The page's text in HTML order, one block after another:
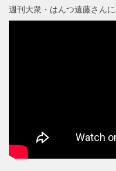
週刊大衆・はんつ遠藤さん